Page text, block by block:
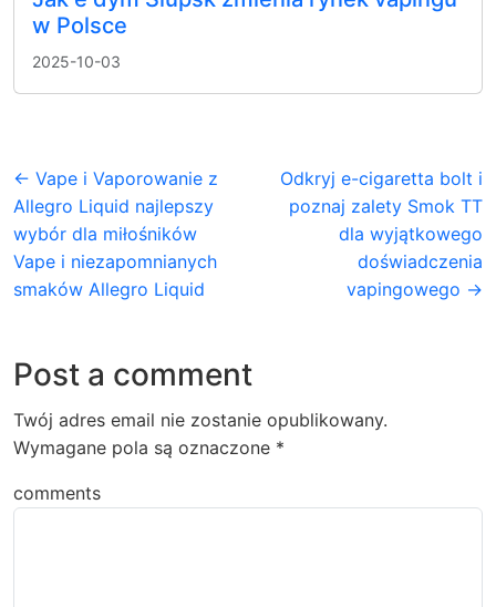
w Polsce
2025-10-03
← Vape i Vaporowanie z
Allegro Liquid najlepszy
wybór dla miłośników
Vape i niezapomnianych
smaków Allegro Liquid
Odkryj e-cigaretta bolt i
poznaj zalety Smok TT
dla wyjątkowego
doświadczenia
vapingowego →
Post a comment
Twój adres email nie zostanie opublikowany.
Wymagane pola są oznaczone *
comments